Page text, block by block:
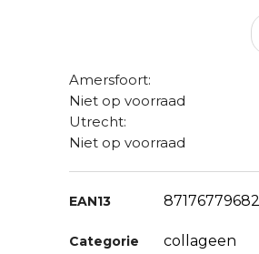
Amersfoort:
Niet op voorraad
Utrecht:
Niet op voorraad
EAN13
Categorie collageen